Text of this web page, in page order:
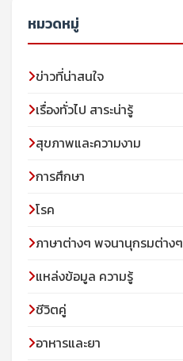
หมวดหมู่
ข่าวที่น่าสนใจ
เรื่องทั่วไป สาระน่ารู้
สุขภาพและความงาม
การศึกษา
โรค
ภาษาต่างๆ พจนานุกรมต่างๆ
แหล่งข้อมูล ความรู้
ชีวิตคู่
อาหารและยา